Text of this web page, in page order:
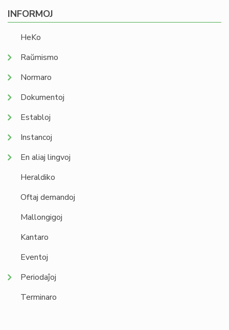
INFORMOJ
HeKo
Raŭmismo
Normaro
Dokumentoj
Establoj
Instancoj
En aliaj lingvoj
Heraldiko
Oftaj demandoj
Mallongigoj
Kantaro
Eventoj
Periodaĵoj
Terminaro